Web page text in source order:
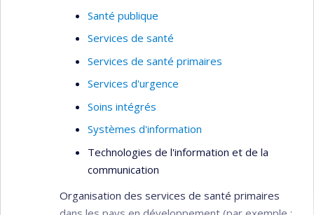
Santé publique
Services de santé
Services de santé primaires
Services d'urgence
Soins intégrés
Systèmes d'information
Technologies de l'information et de la
communication
Organisation des services de santé primaires